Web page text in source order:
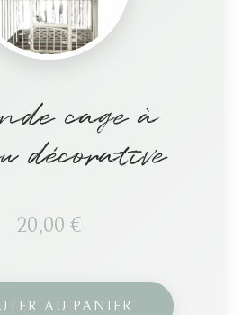
cage à
décorative
20,00 €
AU PANIER